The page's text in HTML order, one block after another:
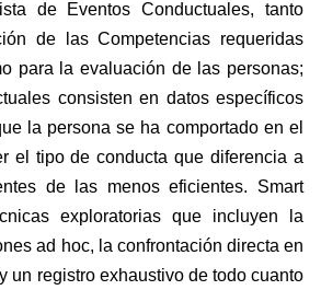
de Eventos Conductuales, tanto
de las Competencias requeridas
para la evaluación de las personas;
consisten en datos específicos
la persona se ha comportado en el
el tipo de conducta que diferencia a
de las menos eficientes. Smart
exploratorias que incluyen la
ad hoc, la confrontación directa en
un registro exhaustivo de todo cuanto